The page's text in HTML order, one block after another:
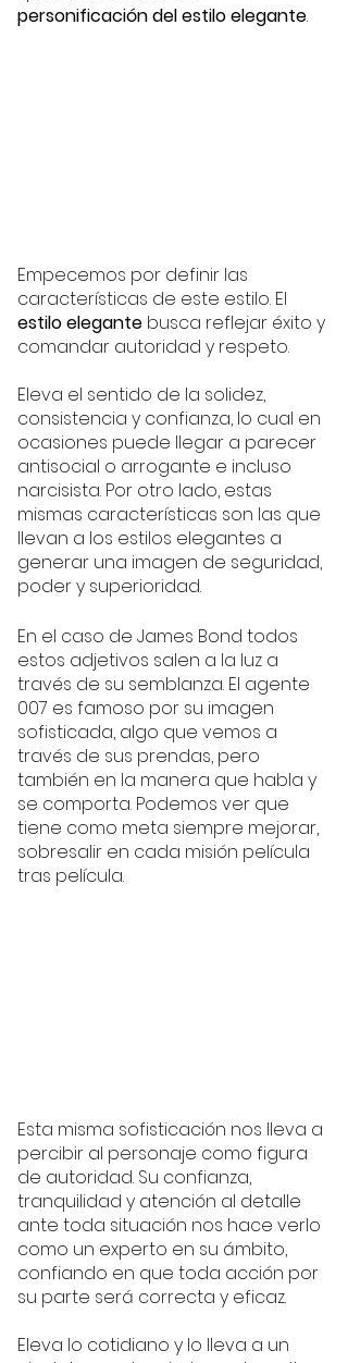
personificación del estilo elegante.
Empecemos por definir las
características de este estilo. El
estilo elegante busca reflejar éxito y
comandar autoridad y respeto.
Eleva el sentido de la solidez,
consistencia y confianza, lo cual en
ocasiones puede llegar a parecer
antisocial o arrogante e incluso
narcisista. Por otro lado, estas
mismas características son las que
llevan a los estilos elegantes a
generar una imagen de seguridad,
poder y superioridad.
En el caso de James Bond todos
estos adjetivos salen a la luz a
través de su semblanza. El agente
007 es famoso por su imagen
sofisticada, algo que vemos a
través de sus prendas, pero
también en la manera que habla y
se comporta. Podemos ver que
tiene como meta siempre mejorar,
sobresalir en cada misión película
tras película.
Esta misma sofisticación nos lleva a
percibir al personaje como figura
de autoridad. Su confianza,
tranquilidad y atención al detalle
ante toda situación nos hace verlo
como un experto en su ámbito,
confiando en que toda acción por
su parte será correcta y eficaz.
Eleva lo cotidiano y lo lleva a un